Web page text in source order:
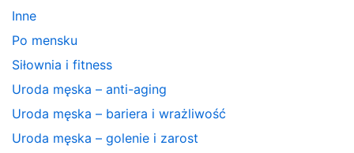
Inne
Po mensku
Siłownia i fitness
Uroda męska – anti-aging
Uroda męska – bariera i wrażliwość
Uroda męska – golenie i zarost